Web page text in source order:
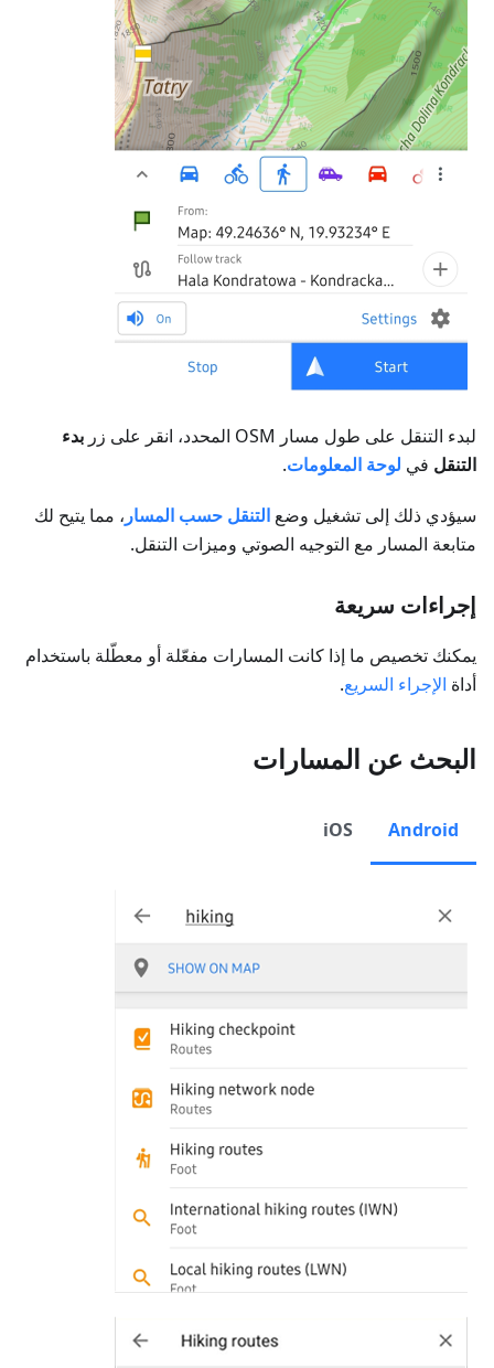
لبدء التنقل على طول مسار OSM المحدد، انقر على زر
بدء
التنقل في لوحة المعلومات.
سيؤدي ذلك إلى تشغيل وضع التنقل حسب المسار ، مما يتيح لك
متابعة المسار مع التوجيه الصوتي وميزات التنقل.
إجراءات سريعة
يمكنك تخصيص ما إذا كانت المسارات مفعّلة أو معطّلة باستخدام
أداة الإجراء السريع.
البحث عن المسارات
Android
iOS